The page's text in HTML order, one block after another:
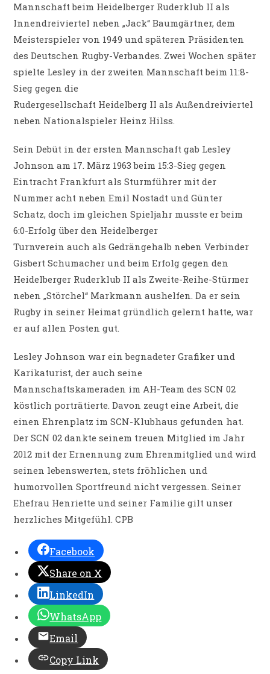
Mannschaft beim Heidelberger Ruderklub II als
Innendreiviertel neben „Jack“ Baumgärtner, dem
Meisterspieler von 1949 und späteren Präsidenten
des Deutschen Rugby-Verbandes. Zwei Wochen später
spielte Lesley in der zweiten Mannschaft beim 11:8-
Sieg gegen die
Rudergesellschaft Heidelberg II als Außendreiviertel
neben Nationalspieler Heinz Hilss.
Sein Debüt in der ersten Mannschaft gab Lesley
Johnson am 17. März 1963 beim 15:3-Sieg gegen
Eintracht Frankfurt als Sturmführer mit der
Nummer acht neben Emil Nostadt und Günter
Schatz, doch im gleichen Spieljahr musste er beim
6:0-Erfolg über den Heidelberger
Turnverein auch als Gedrängehalb neben Verbinder
Gisbert Schumacher und beim Erfolg gegen den
Heidelberger Ruderklub II als Zweite-Reihe-Stürmer
neben „Störchel“ Markmann aushelfen. Da er sein
Rugby in seiner Heimat gründlich gelernt hatte, war
er auf allen Posten gut.
Lesley Johnson war ein begnadeter Grafiker und
Karikaturist, der auch seine
Mannschaftskameraden im AH-Team des SCN 02
köstlich porträtierte. Davon zeugt eine Arbeit, die
einen Ehrenplatz im SCN-Klubhaus gefunden hat.
Der SCN 02 dankte seinem treuen Mitglied im Jahr
2012 mit der Ernennung zum Ehrenmitglied und wird
seinen lebenswerten, stets fröhlichen und
humorvollen Sportfreund nicht vergessen. Seiner
Ehefrau Henriette und seiner Familie gilt unser
herzliches Mitgefühl. CPB
Facebook
Share on X
LinkedIn
WhatsApp
Email
Copy Link